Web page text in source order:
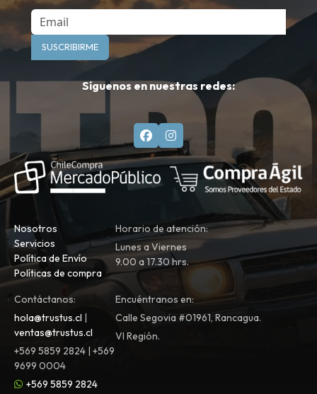
Email
SUSCRIBIRME
Síguenos en nuestras redes:
Nosotros
Servicios
Política de Envío
Políticas de compra
Horario de atención:
Lunes a Viernes
9.00 a 17.30 hrs.
Contáctanos:
hola@trustus.cl |
ventas@trustus.cl
+569 5859 2824 | +569
9699 0004
+569 5859 2824
Encuéntranos en:
Calle Segovia #01961, Rancagua.
VI Región.